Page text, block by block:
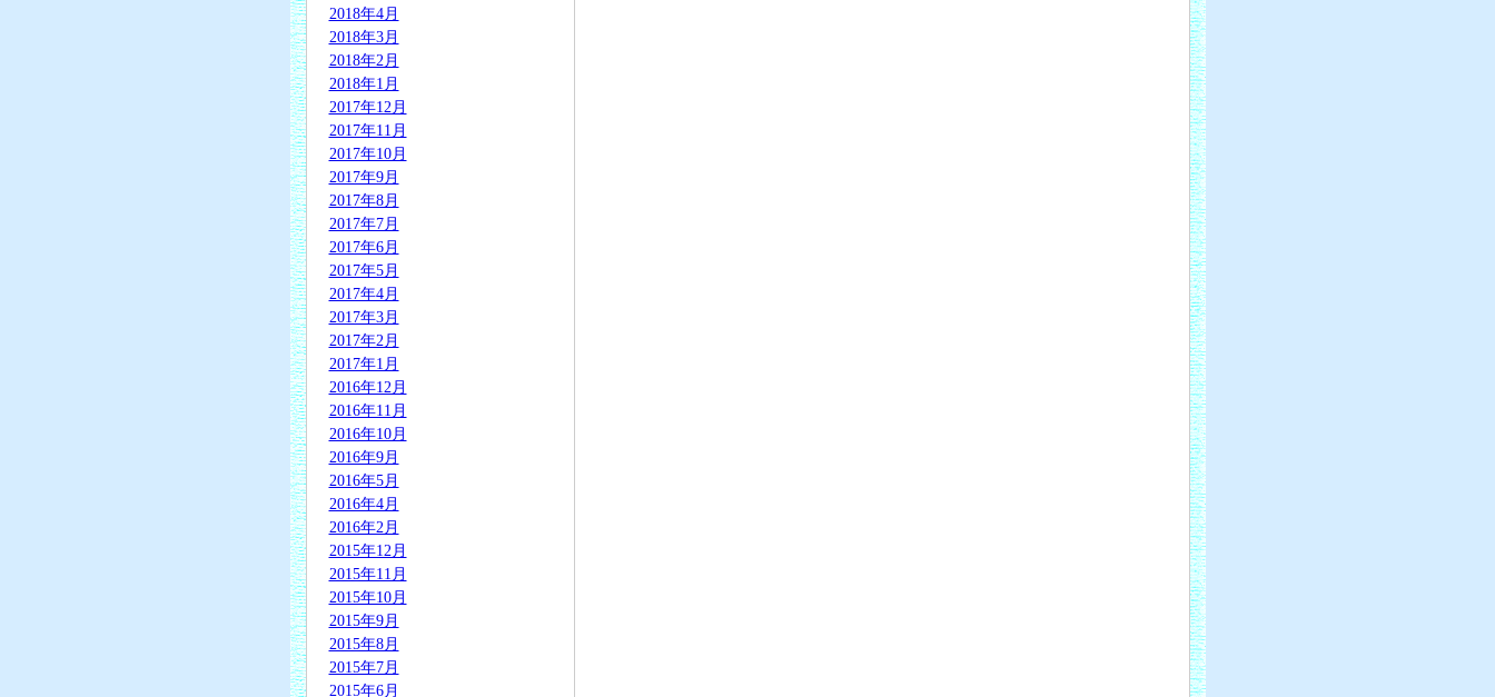
2018年4月
2018年3月
2018年2月
2018年1月
2017年12月
2017年11月
2017年10月
2017年9月
2017年8月
2017年7月
2017年6月
2017年5月
2017年4月
2017年3月
2017年2月
2017年1月
2016年12月
2016年11月
2016年10月
2016年9月
2016年5月
2016年4月
2016年2月
2015年12月
2015年11月
2015年10月
2015年9月
2015年8月
2015年7月
2015年6月